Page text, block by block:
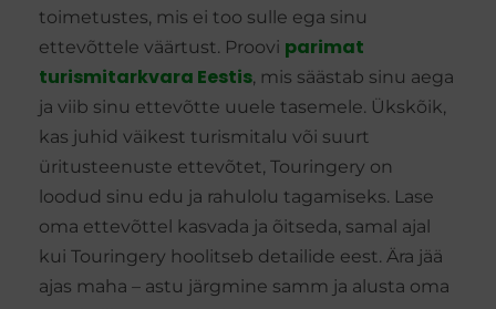
toimetustes, mis ei too sulle ega sinu
ettevõttele väärtust. Proovi parimat
turismitarkvara Eestis, mis säästab sinu aega
ja viib sinu ettevõtte uuele tasemele. Ükskõik,
kas juhid väikest turismitalu või suurt
üritusteenuste ettevõtet, Touringery on
loodud sinu edu ja rahulolu tagamiseks. Lase
oma ettevõttel kasvada ja õitseda, samal ajal
kui Touringery hoolitseb detailide eest. Ära jää
ajas maha – astu järgmine samm ja alusta oma